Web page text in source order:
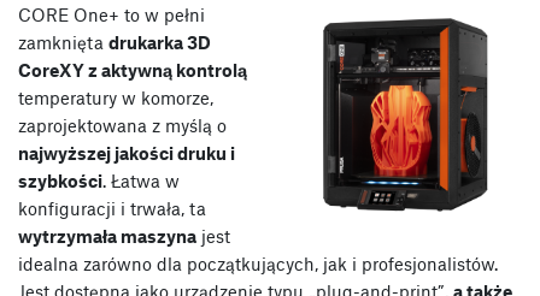
CORE One+ to w pełni
zamknięta drukarka 3D
CoreXY z aktywną kontrolą
temperatury w komorze,
zaprojektowana z myślą o
najwyższej jakości druku i
szybkości. Łatwa w
konfiguracji i trwała, ta
wytrzymała maszyna jest
idealna zarówno dla początkujących, jak i profesjonalistów.